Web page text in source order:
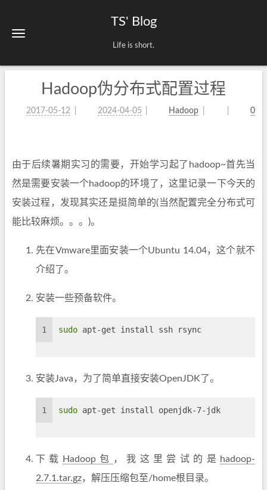
TS' Blog
Life is short.
Hadoop伪分布式配置过程
2017-05-12 2024-04-05 Hadoop 0
由于后续暑期实习的需要，开始学习起了hadoop~首先当
然是需要安装一个hadoop的环境了，这里记录一下今天的
安装过程，发现其实还是挺简单的(当然配置完全分布式可
能比较麻烦。。。)。
先在Vmware里面安装一个Ubuntu 14.04，这个就不
介绍了。
安装一些预备软件。
1 sudo apt-get install ssh rsync
安装Java，为了简单直接安装OpenJDK了。
1 sudo apt-get install openjdk-7-jdk
下载 Hadoop包 ，我这里尝试的是 hadoop-
2.7.1.tar.gz，解压压缩包至/home根目录。